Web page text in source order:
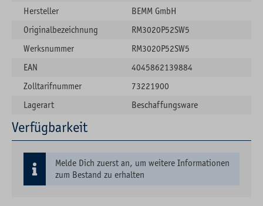
Hersteller
BEMM GmbH
Originalbezeichnung
RM3020P52SW5
Werksnummer
RM3020P52SW5
EAN
4045862139884
Zolltarifnummer
73221900
Lagerart
Beschaffungsware
Verfügbarkeit
Melde Dich zuerst an, um weitere Informationen
zum Bestand zu erhalten